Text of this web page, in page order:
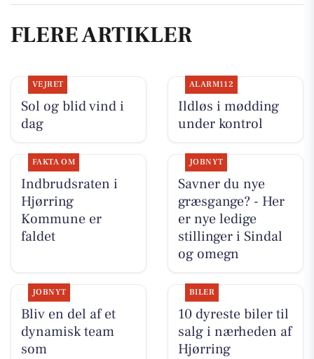
FLERE ARTIKLER
VEJRET
Sol og blid vind i
dag
ALARM112
Ildløs i mødding
under kontrol
FAKTA OM
Indbrudsraten i
Hjørring
Kommune er
faldet
JOBNYT
Savner du nye
græsgange? - Her
er nye ledige
stillinger i Sindal
og omegn
JOBNYT
Bliv en del af et
dynamisk team
som
BILER
10 dyreste biler til
salg i nærheden af
Hjørring